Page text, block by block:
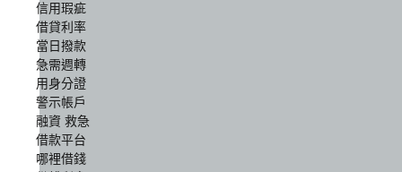
信用瑕疵
借貸利率
當日撥款
急需週轉
用身分證
警示帳戶
融資 救急
借款平台
哪裡借錢